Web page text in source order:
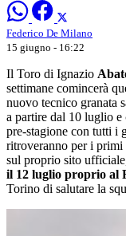
Federico De Milano
15 giugno - 16:22
Il Toro di Ignazio
settimane comincerà
nuovo tecnico granata
a partire dal 10 luglio e
pre-stagione con tutti i
ritroveranno per i primi
sul proprio sito
il 12 luglio proprio al
Torino di salutare la